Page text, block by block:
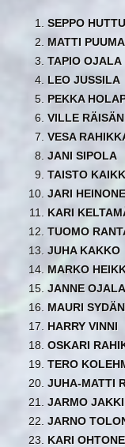
SEPPO
MATTI
TAPIO
LEO
PEKKA
VILLE
VESA
JANI
TAISTO
JARI
KARI
TUOMO
JUHA
MARKO
JANNE
MAURI
HARRY
OSKARI
TERO
JUHA-
JARNO
KARI